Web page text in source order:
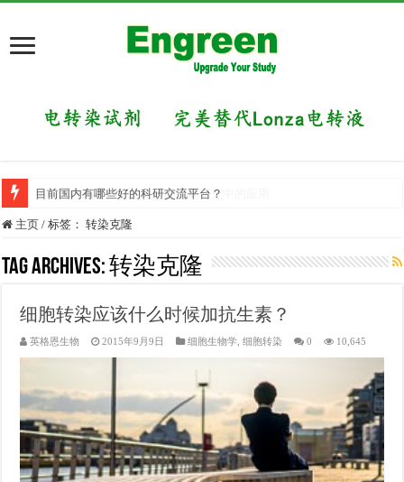
目前国内有哪些好的科研交流平台？
主页 / 标签：转染克隆
Tag Archives:转染克隆
细胞转染应该什么时候加抗生素？
英格恩生物 2015年9月9日 细胞生物学 ,细胞转染 0 10,645